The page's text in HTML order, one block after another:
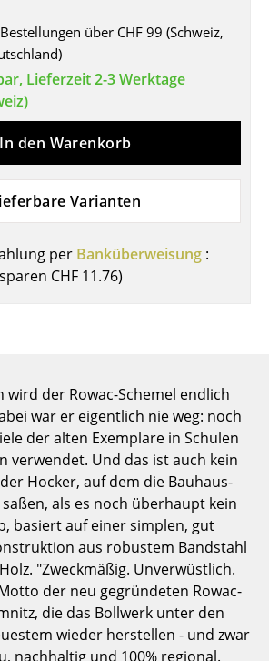
Tische
über CHF 99 (Schweiz,
Lieferzeit 2-3 Werktage
In den Warenkorb
Varianten
per Banküberweisung :
CHF 11.76)
wird der Rowac-Schemel endlich
war er eigentlich nie weg: noch
der alten Exemplare in Schulen
verwendet. Und das ist auch kein
Hocker, auf dem die Bauhaus-
als es noch überhaupt kein
basiert auf einer simplen, gut
aus robustem Bandstahl
"Zweckmäßig. Unverwüstlich.
der neu gegründeten Rowac-
die das Bollwerk unter den
wieder herstellen - und zwar
nachhaltig und 100% regional.